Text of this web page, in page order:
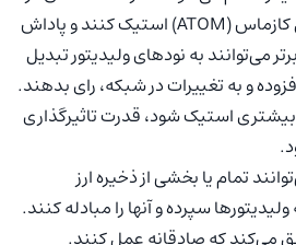
شبکه می‌توان ارز دیجیتال کازماس (ATOM) استیک کنند و پاداش
برتر می‌توانند به نودهای ولیدیتور تبدیل
و به تغییرات در شبکه، رای بدهند.
هرچه مقدار توکن‌ ATOM بیشتری استیک شود، قدرت تاثیرگذاری
تمام یا بخشی از ذخیره ارز
سپرده و آنها را مبادله کنند.
می‌کند که صادقانه عمل کنند.